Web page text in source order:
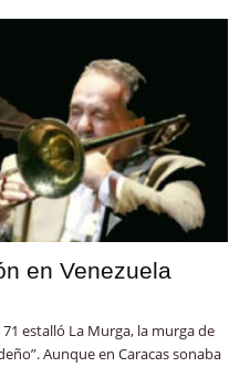
en Venezuela
71 estalló La Murga, la murga de
Aunque en Caracas sonaba